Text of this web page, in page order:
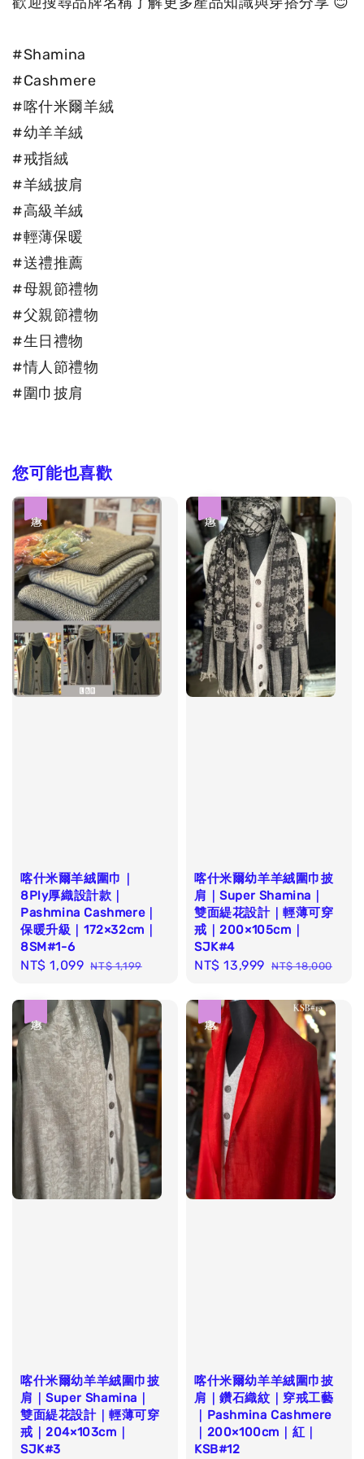
#Shamina
#Cashmere
#喀什米爾羊絨
#幼羊羊絨
#戒指絨
#羊絨披肩
#高級羊絨
#輕薄保暖
#送禮推薦
#母親節禮物
#父親節禮物
#生日禮物
#情人節禮物
#圍巾披肩
您可能也喜歡
喀什米爾羊絨圍巾｜
8Ply厚織設計款｜
Pashmina Cashmere｜
保暖升級｜172×32cm｜
8SM#1-6
Sale
NT$ 1,099 Regular
NT$ 1,199
喀什米爾幼羊羊絨圍巾披
肩｜Super Shamina｜
雙面緹花設計｜輕薄可穿
戒｜200×105cm｜
SJK#4
Sale
NT$ 13,999 Regular
NT$ 18,000
喀什米爾幼羊羊絨圍巾披
肩｜Super Shamina｜
雙面緹花設計｜輕薄可穿
戒｜204×103cm｜
SJK#3
喀什米爾幼羊羊絨圍巾披
肩｜鑽石織紋｜穿戒工藝
｜Pashmina Cashmere
｜200×100cm｜紅｜
KSB#12